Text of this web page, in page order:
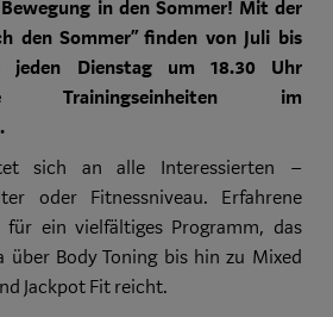
in den Sommer! Mit der
den Sommer“ finden von Juli bis
jeden Dienstag um 18.30 Uhr
Trainingseinheiten im
sich an alle Interessierten –
oder Fitnessniveau. Erfahrene
für ein vielfältiges Programm, das
über Body Toning bis hin zu Mixed
Jackpot Fit reicht.